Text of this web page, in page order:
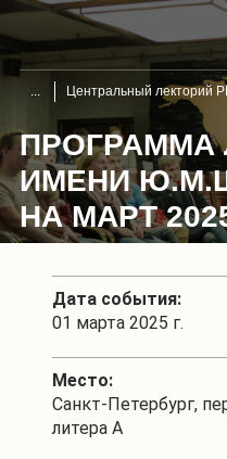
Центральный лекторий
ПРОГРАММА
ИМЕНИ
НА МАРТ
Дата события:
01 марта 2025 г.
Место:
Санкт-Петербург,
литера А